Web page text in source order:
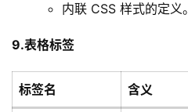
内联 CSS 样式的定义。
9.表格标签
标签名 含义